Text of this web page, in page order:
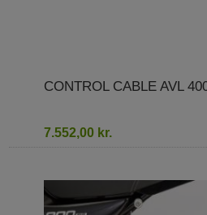
CONTROL CABLE AVL
7.552,00 kr.